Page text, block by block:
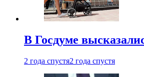
В Госдуме
2 года спустя2 года спустя